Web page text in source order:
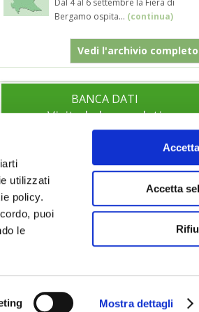
utilizzati
policy.
puoi
le
Mostra dettagli
Accetta
Dal 4 al 6 settembre la Fiera di
Bergamo ospita... (continua)
Vedi l'archivio completo
BANCA DATI
Visita la banca dati
SOCIAL
Segui anche i nostri profili social per
essere sempre aggiornato sulle